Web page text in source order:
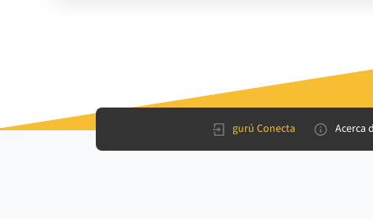
gurú Conecta Acerca